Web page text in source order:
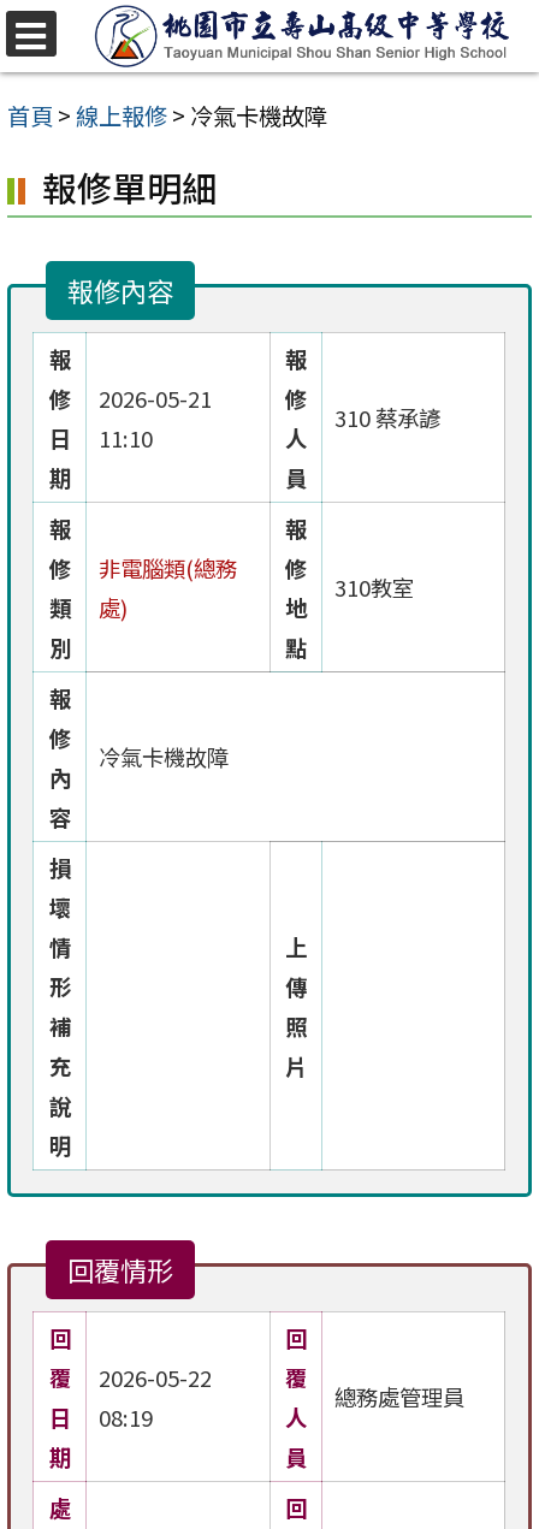
跳
至
主
內
容
首頁 >線上報修> 冷氣卡機故障
報修單明細
報修內容
報
修
日
期
2026-05-21
11:10
報
修
人
員
310 蔡承諺
報
修
類
別
非電腦類(總務
處)
報
修
地
點
310教室
報
修
內
容
冷氣卡機故障
損
壞
情
形
補
充
說
明
上
傳
照
片
回覆情形
回
覆
日
期
2026-05-22
08:19
回
覆
人
員
總務處管理員
處
回
選
單